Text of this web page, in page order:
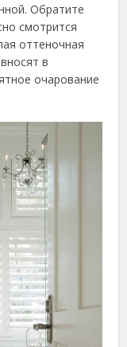
Обратите
смотрится
оттеночная
в
очарование